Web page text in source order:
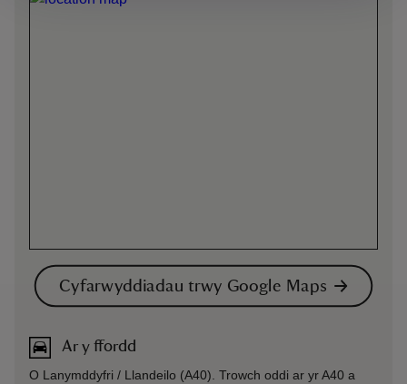
Cyfarwyddiadau trwy Google Maps
Ar y ffordd
O Lanymddyfri / Llandeilo (A40). Trowch oddi ar yr A40 a